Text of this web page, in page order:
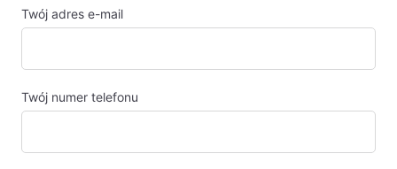
Twój adres e-mail
Twój numer telefonu